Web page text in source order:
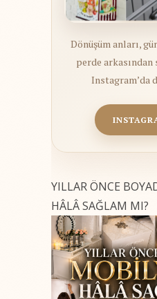
Dönüşüm anları,
perde
Instagram’da
YILLAR ÖNCE
HÂLÂ SAĞLAM MI?